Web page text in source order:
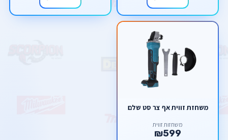
משחזת זווית אף צר סט שלם
משחזות זווית
₪599